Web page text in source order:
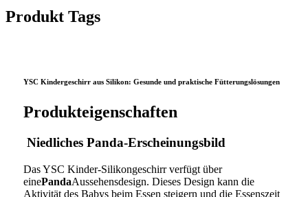
Produkt Tags
YSC Kindergeschirr aus Silikon: Gesunde und praktische Fütterungslösungen
Produkteigenschaften
Niedliches Panda-Erscheinungsbild
Das YSC Kinder-Silikongeschirr verfügt über
einePandaAussehensdesign. Dieses Design kann die
Aktivität des Babys beim Essen steigern und die Essenszeit